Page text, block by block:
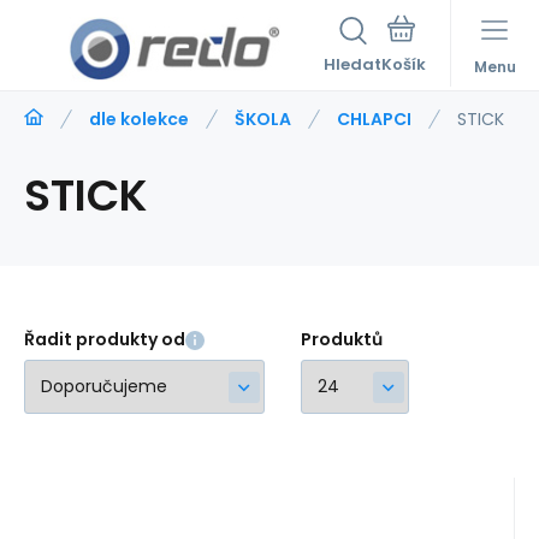
Hledat Menu
dle kolekce ŠKOLA CHLAPCI STICK
STICK
Řadit produkty od Produktů